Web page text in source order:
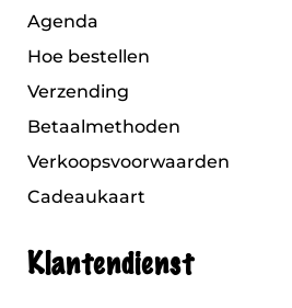
Agenda
Hoe bestellen
Verzending
Betaalmethoden
Verkoopsvoorwaarden
Cadeaukaart
Klantendienst